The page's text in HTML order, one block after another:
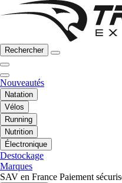
Rechercher
Nouveautés
Natation
Vélos
Running
Nutrition
Électronique
Destockage
Marques
SAV en France Paiement